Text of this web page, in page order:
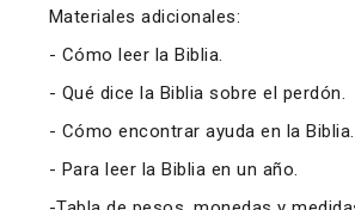
Materiales adicionales:
- Cómo leer la Biblia.
- Qué dice la Biblia sobre el perdón.
- Cómo encontrar ayuda en la Biblia.
- Para leer la Biblia en un año.